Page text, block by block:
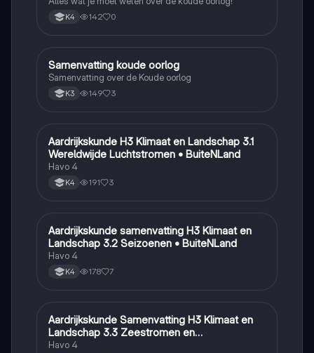
K4 142 0
Geschiedenis
Samenvatting koude oorlog
Samenvatting over de Koude oorlog
K3 149 3
Aardrijkskunde
Aardrijkskunde H3 Klimaat en Landschap 3.1
Wereldwijde Luchtstromen • BuiteNLand
Havo 4
K4 191 3
Aardrijkskunde
Aardrijkskunde samenvatting H3 Klimaat en
Landschap 3.2 Seizoenen • BuiteNLand
Havo 4
K4 178 7
Aardrijkskunde
Aardrijkskunde Samenvatting H3 Klimaat en
Landschap 3.3 Zeestromen en
Klimaatgebieden • BuiteNLand
Havo 4